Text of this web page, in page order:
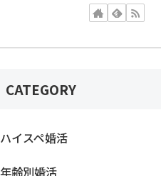
CATEGORY
ハイスペ婚活
年齢別婚活